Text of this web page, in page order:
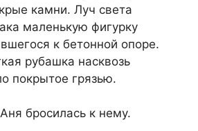
камни. Луч света
маленькую фигурку
к бетонной опоре.
рубашка насквозь
покрытое грязью.
бросилась к нему.